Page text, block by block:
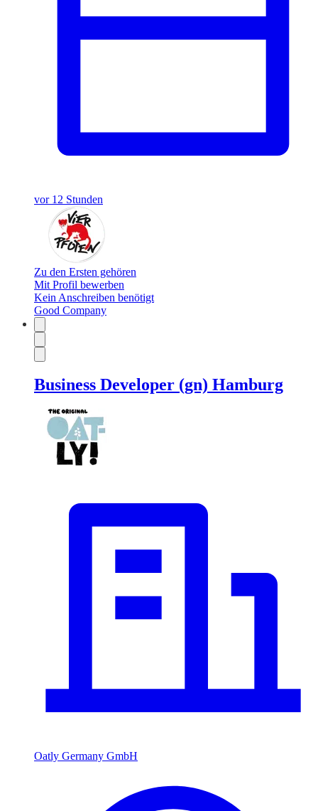
vor 12 Stunden
Zu den Ersten gehören
Mit Profil bewerben
Kein Anschreiben benötigt
Good Company
Business Developer (gn) Hamburg
Oatly Germany GmbH